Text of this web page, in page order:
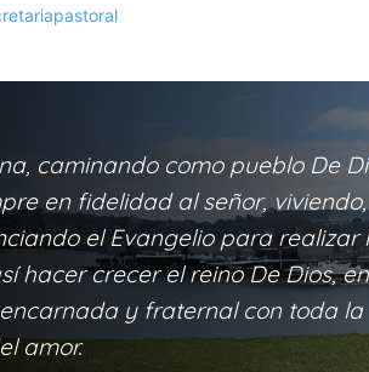
caminando como pueblo De
en fidelidad al señor, viviendo,
el Evangelio para realizar
hacer crecer el reino De Dios, en
y fraternal con toda la
amor.